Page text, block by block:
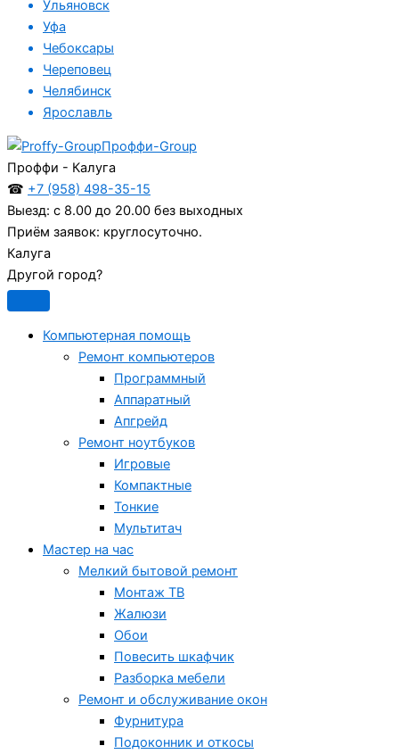
Ульяновск
Уфа
Чебоксары
Череповец
Челябинск
Ярославль
Проффи-Group
Проффи - Калуга
☎ +7 (958) 498-35-15
Выезд: с 8.00 до 20.00 без выходных
Приём заявок: круглосуточно.
Калуга
Другой город?
Компьютерная помощь
Ремонт компьютеров
Программный
Аппаратный
Апгрейд
Ремонт ноутбуков
Игровые
Компактные
Тонкие
Мультитач
Мастер на час
Мелкий бытовой ремонт
Монтаж ТВ
Жалюзи
Обои
Повесить шкафчик
Разборка мебели
Ремонт и обслуживание окон
Фурнитура
Подоконник и откосы